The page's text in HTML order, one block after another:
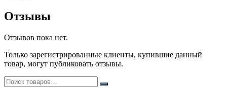
Отзывы
Отзывов пока нет.
Только зарегистрированные клиенты, купившие данный
товар, могут публиковать отзывы.